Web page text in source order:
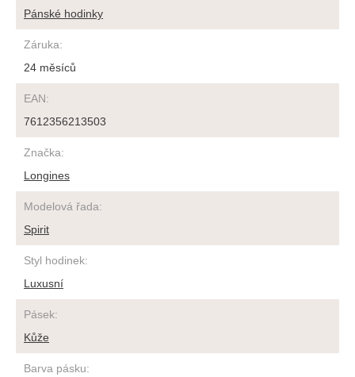
Pánské hodinky
Záruka:
24 měsíců
EAN:
7612356213503
Značka:
Longines
Modelová řada:
Spirit
Styl hodinek:
Luxusní
Pásek:
Kůže
Barva pásku: